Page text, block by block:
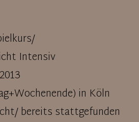
Intensiv
in Köln
bereits stattgefunden